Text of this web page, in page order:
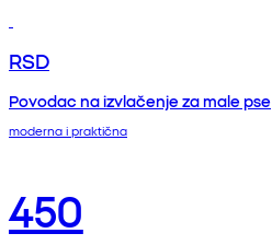
RSD
Povodac na izvlačenje za male pse
moderna i praktična
450